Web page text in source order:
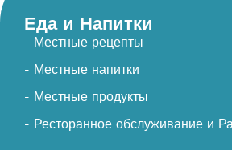
Еда и Напитки
- Местные рецепты
- Местные напитки
- Местные продукты
- Ресторанное обслуживание и